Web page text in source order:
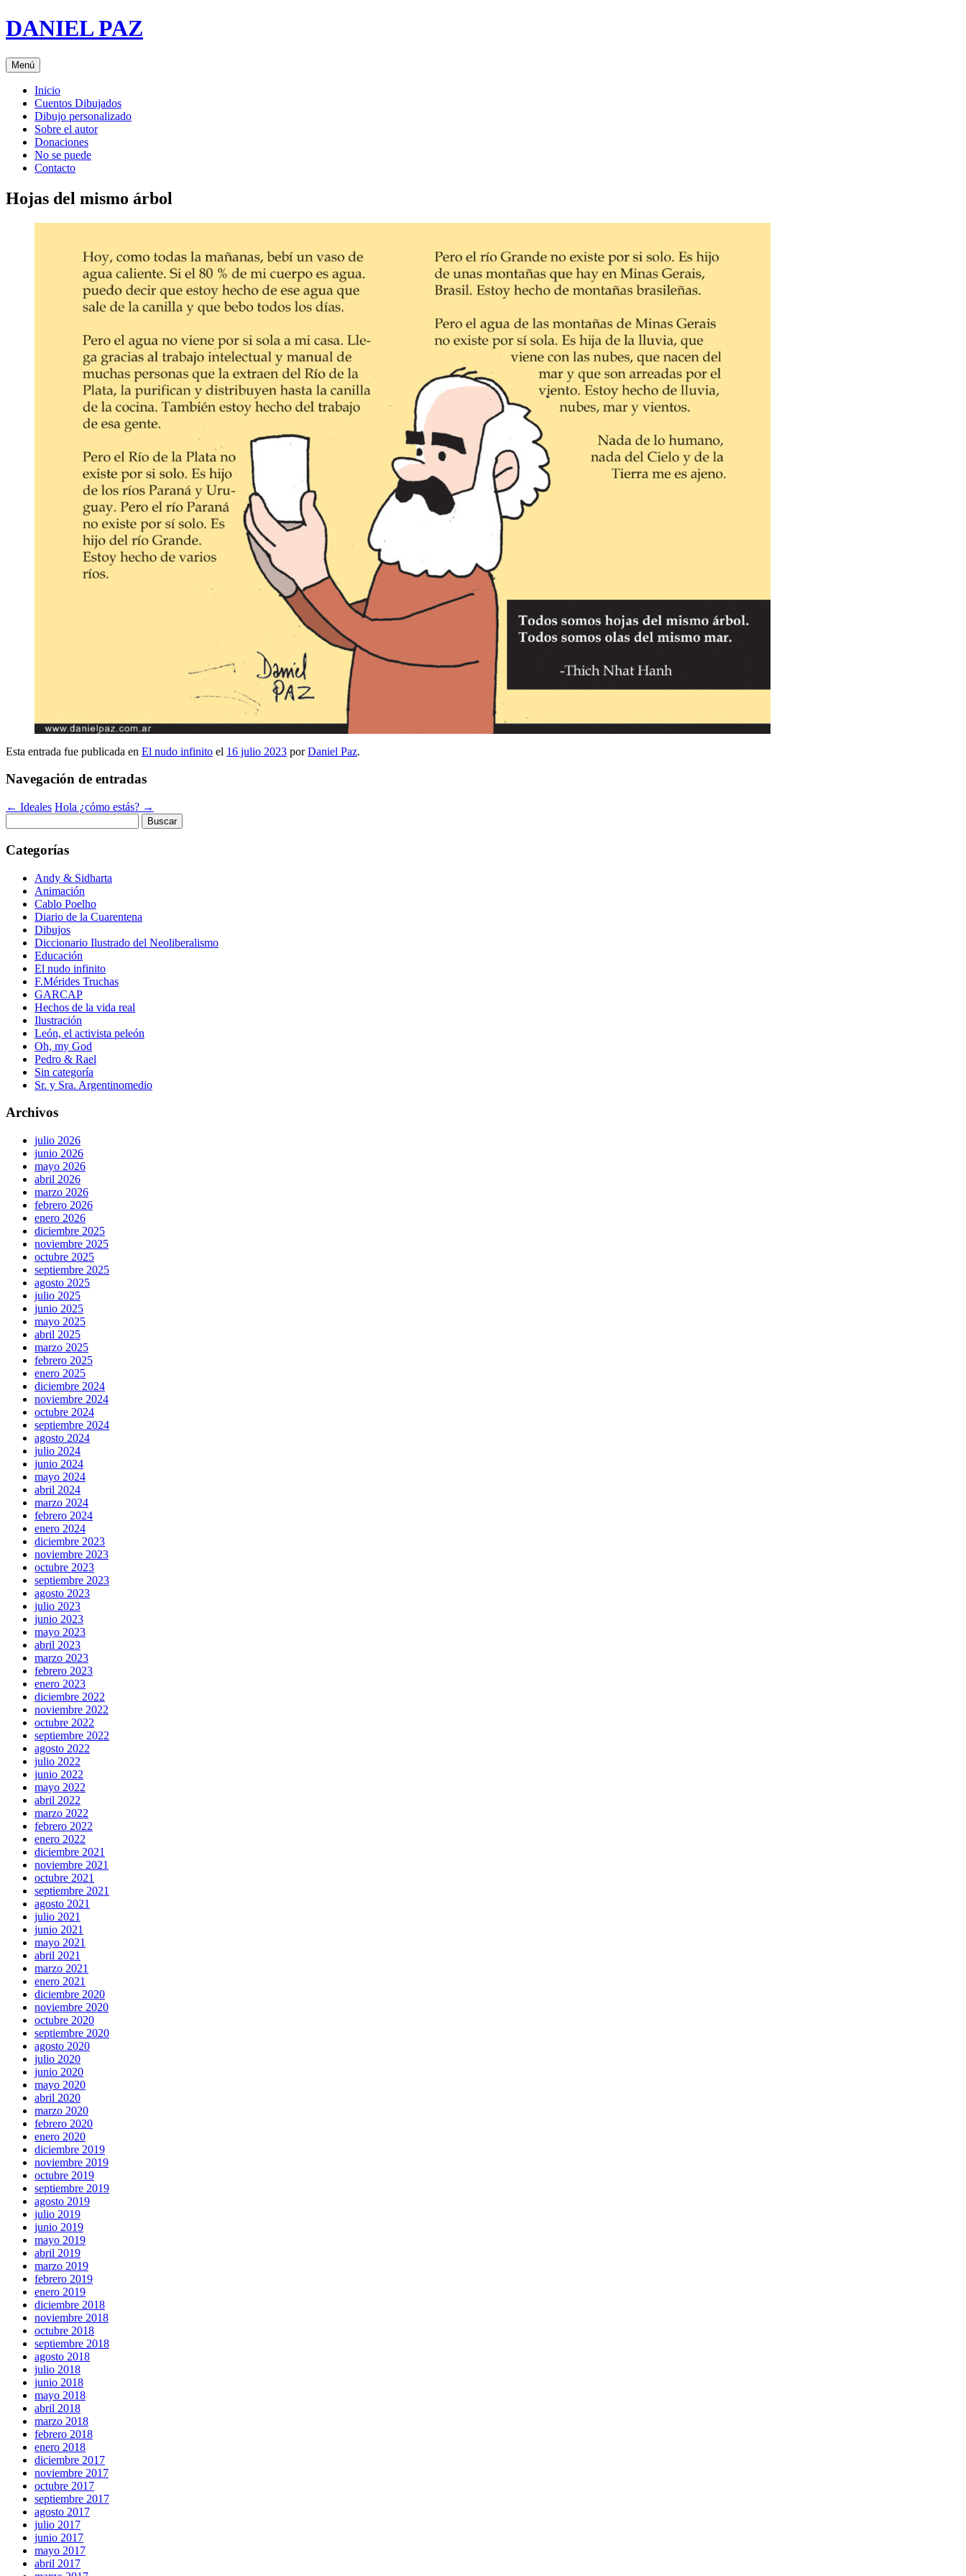
Saltar
al
DANIEL PAZ
Menú
Inicio
Cuentos Dibujados
Dibujo personalizado
Sobre el autor
Donaciones
No se puede
Contacto
Hojas del mismo árbol
Esta entrada fue publicada en El nudo infinito el 16 julio 2023 porDaniel Paz.
Navegación de entradas
← Ideales Hola ¿cómo estás? →
Categorías
Andy & Sidharta
Animación
Cablo Poelho
Diario de la Cuarentena
Dibujos
Diccionario Ilustrado del Neoliberalismo
Educación
El nudo infinito
F.Mérides Truchas
GARCAP
Hechos de la vida real
Ilustración
León, el activista peleón
Oh, my God
Pedro & Rael
Sin categoría
Sr. y Sra. Argentinomedio
Archivos
julio 2026
junio 2026
mayo 2026
abril 2026
marzo 2026
febrero 2026
enero 2026
diciembre 2025
noviembre 2025
octubre 2025
septiembre 2025
agosto 2025
julio 2025
junio 2025
mayo 2025
abril 2025
marzo 2025
febrero 2025
enero 2025
diciembre 2024
noviembre 2024
octubre 2024
septiembre 2024
agosto 2024
julio 2024
junio 2024
mayo 2024
abril 2024
marzo 2024
febrero 2024
enero 2024
diciembre 2023
noviembre 2023
octubre 2023
septiembre 2023
agosto 2023
julio 2023
junio 2023
mayo 2023
abril 2023
marzo 2023
febrero 2023
enero 2023
diciembre 2022
noviembre 2022
octubre 2022
septiembre 2022
agosto 2022
julio 2022
junio 2022
mayo 2022
abril 2022
marzo 2022
febrero 2022
enero 2022
diciembre 2021
noviembre 2021
octubre 2021
septiembre 2021
agosto 2021
julio 2021
junio 2021
mayo 2021
abril 2021
marzo 2021
enero 2021
diciembre 2020
noviembre 2020
octubre 2020
septiembre 2020
agosto 2020
julio 2020
junio 2020
mayo 2020
abril 2020
marzo 2020
febrero 2020
enero 2020
diciembre 2019
noviembre 2019
octubre 2019
septiembre 2019
agosto 2019
julio 2019
junio 2019
mayo 2019
abril 2019
marzo 2019
febrero 2019
enero 2019
diciembre 2018
noviembre 2018
octubre 2018
septiembre 2018
agosto 2018
julio 2018
junio 2018
mayo 2018
abril 2018
marzo 2018
febrero 2018
enero 2018
diciembre 2017
noviembre 2017
octubre 2017
septiembre 2017
agosto 2017
julio 2017
junio 2017
mayo 2017
abril 2017